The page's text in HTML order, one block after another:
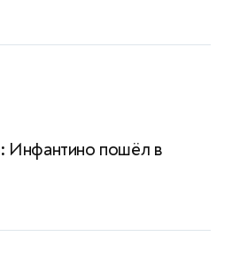
Инфантино пошёл в